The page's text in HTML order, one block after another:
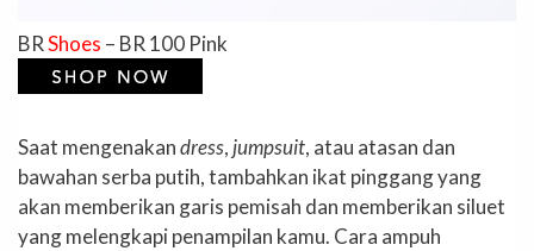
BRShoes – BR 100 Pink
Saat mengenakandress, jumpsuit, atau atasan dan
bawahan serba putih, tambahkan ikat pinggang yang
akan memberikan garis pemisah dan memberikan siluet
yang melengkapi penampilan kamu. Cara ampuh